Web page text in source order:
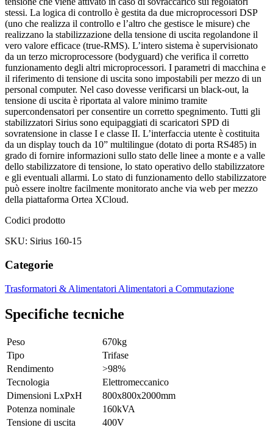
stessi. La logica di controllo è gestita da due microprocessori DSP
(uno che realizza il controllo e l’altro che gestisce le misure) che
realizzano la stabilizzazione della tensione di uscita regolandone il
vero valore efficace (true-RMS). L’intero sistema è supervisionato
da un terzo microprocessore (bodyguard) che verifica il corretto
funzionamento degli altri microprocessori. I parametri di macchina e
il riferimento di tensione di uscita sono impostabili per mezzo di un
personal computer. Nel caso dovesse verificarsi un black-out, la
tensione di uscita è riportata al valore minimo tramite
supercondensatori per consentire un corretto spegnimento. Tutti gli
stabilizzatori Sirius sono equipaggiati di scaricatori SPD di
sovratensione in classe I e classe II. L’interfaccia utente è costituita
da un display touch da 10” multilingue (dotato di porta RS485) in
grado di fornire informazioni sullo stato delle linee a monte e a valle
dello stabilizzatore di tensione, lo stato operativo dello stabilizzatore
e gli eventuali allarmi. Lo stato di funzionamento dello stabilizzatore
può essere inoltre facilmente monitorato anche via web per mezzo
della piattaforma Ortea XCloud.
Codici prodotto
SKU: Sirius 160-15
Categorie
Trasformatori & Alimentatori Alimentatori a Commutazione
Specifiche tecniche
Peso
670kg
Tipo
Trifase
Rendimento
>98%
Tecnologia
Elettromeccanico
Dimensioni LxPxH
800x800x2000mm
Potenza nominale
160kVA
Tensione di uscita
400V